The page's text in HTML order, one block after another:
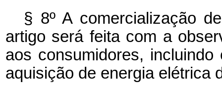
§ 8º A comercialização
artigo será feita com a
aos consumidores,
aquisição de energia elétrica